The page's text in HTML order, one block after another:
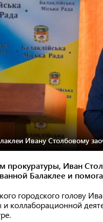
Ивану Столбовому
прокуратуры, Иван
Балаклее и
городского голову
и коллаборационной